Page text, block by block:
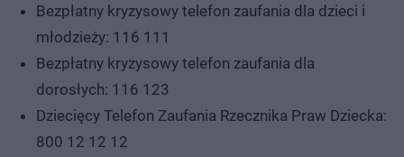
Bezpłatny kryzysowy telefon zaufania dla dzieci i
młodzieży: 116 111
Bezpłatny kryzysowy telefon zaufania dla
dorosłych: 116 123
Dziecięcy Telefon Zaufania Rzecznika Praw Dziecka:
800 12 12 12